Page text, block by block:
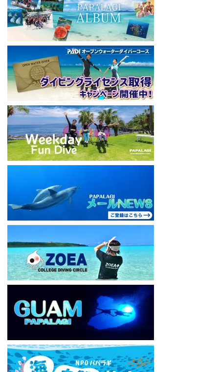
本社企画部
0466-26-6101
====================================
#ダイビングライセンス #ダイビング #スキューバダイビング